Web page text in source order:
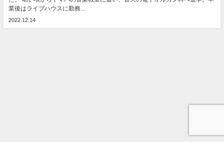
業後はライブハウスに勤務...
2022.12.14